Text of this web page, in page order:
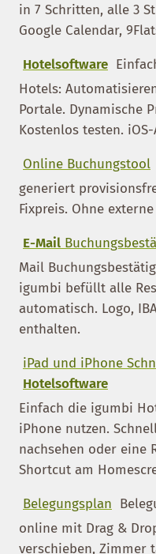
in 7 Schritten, alle 3
Google Calendar,
Hotelsoftware
Hotels:
Portale. Dynamische
Kostenlos testen.
Online Buchungstool
generiert
Fixpreis. Ohne
E-Mail
Mail
igumbi befüllt alle
automatisch. Logo,
enthalten.
iPad und iPhone
Hotelsoftware
Einfach die igumbi
iPhone nutzen.
nachsehen oder eine
Shortcut am
Belegungsplan
online mit Drag &
verschieben, Zimmer